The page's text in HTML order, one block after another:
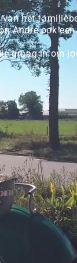
van het
André ook
graag in om